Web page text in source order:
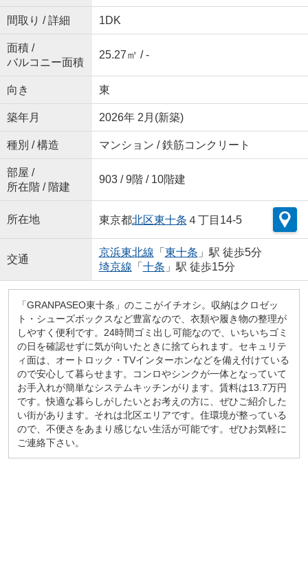
間取り / 詳細 1DK
面積 /
バルコニー面積
25.27㎡ / -
向き 東
築年月 2026年 2月(新築)
種別 / 構造 マンション / 鉄筋コンクリート
部屋 /
所在階 / 階建
903 / 9階 / 10階建
所在地 東京都北区東十条 ４丁目14-5
交通
京浜東北線 「 東十条 」駅 徒歩5分
埼京線 「 十条 」駅 徒歩15分
「GRANPASEO東十条」のここがイチオシ。収納はクロゼッ
ト・シューズボックスなど豊富なので、衣類や履き物の整理が
しやすく便利です。24時間ゴミ出し可能なので、いちいちゴミ
の日を確認せずに気が向いたときに捨てられます。セキュリテ
ィ面は、オートロック・TVインターホンなどを備え付けている
ので安心して暮らせます。コンロやシンクが一体となっていて
お手入れが簡単なシステムキッチンがります。賃料は13.7万円
です。快適な暮らしがしたいとお考えの方に、ぜひご紹介した
い街があります。それは北区エリアです。住環境が整っている
ので、不便さをあまり感じない生活が可能です。ぜひお気軽に
ご連絡下さい。